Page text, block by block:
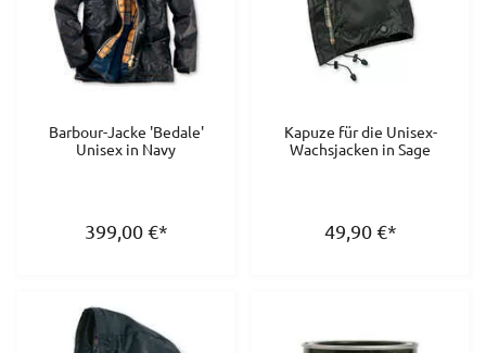
Barbour-Jacke 'Bedale'
Unisex in Navy
399,00€*
Kapuze für die Unisex-
Wachsjacken in Sage
49,90€*